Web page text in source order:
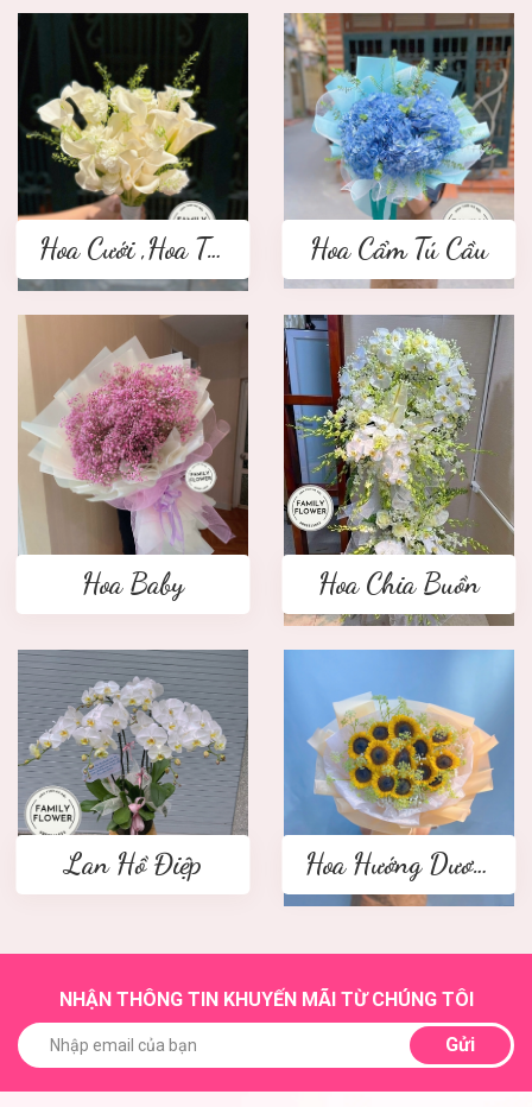
Hoa Cưới ,Hoa Tay Cầm Cô Dâu Hoa Cẩm Tú Cầu
Hoa Baby Hoa Chia Buồn
Lan Hồ Điệp Hoa Hướng Dương
NHẬN THÔNG TIN KHUYẾN MÃI TỪ CHÚNG TÔI
Gửi